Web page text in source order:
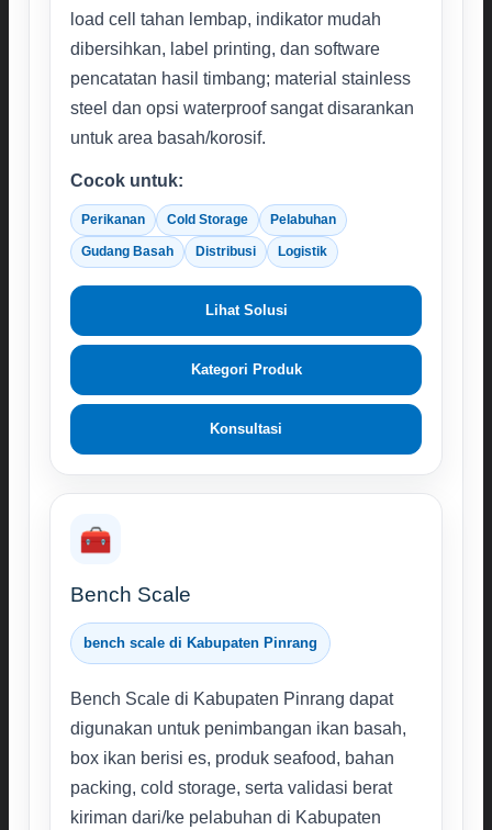
load cell tahan lembap, indikator mudah
dibersihkan, label printing, dan software
pencatatan hasil timbang; material stainless
steel dan opsi waterproof sangat disarankan
untuk area basah/korosif.
Cocok untuk:
Perikanan Cold Storage Pelabuhan
Gudang Basah Distribusi Logistik
Lihat Solusi
Kategori Produk
Konsultasi
🧰
Bench Scale
bench scale di Kabupaten Pinrang
Bench Scale di Kabupaten Pinrang dapat
digunakan untuk penimbangan ikan basah,
box ikan berisi es, produk seafood, bahan
packing, cold storage, serta validasi berat
kiriman dari/ke pelabuhan di Kabupaten